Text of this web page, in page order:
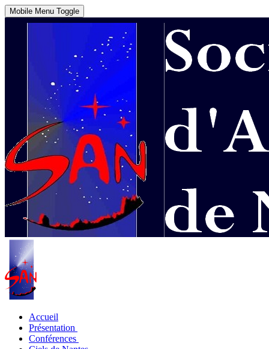
Mobile Menu Toggle
Accueil
Présentation
Conférences